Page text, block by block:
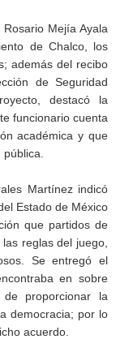
Mejía Ayala
de Chalco, los
además del recibo
de Seguridad
destacó la
funcionario cuenta
académica y que
Martínez indicó
Estado de México
que partidos de
reglas del juego,
Se entregó el
en sobre
proporcionar la
democracia; por lo
acuerdo.